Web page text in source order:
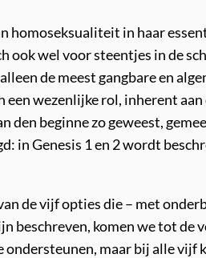
homoseksualiteit in haar
ook wel voor steentjes in de
de meest gangbare en
een wezenlijke rol, inherent
den beginne zo geweest,
in Genesis 1 en 2 wordt
de vijf opties die – met
beschreven, komen we tot de
maar bij alle vijf